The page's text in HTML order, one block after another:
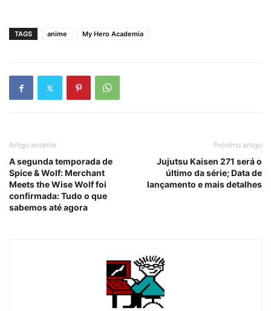
TAGS anime My Hero Academia
Artigo anterior
A segunda temporada de
Spice & Wolf: Merchant
Meets the Wise Wolf foi
confirmada: Tudo o que
sabemos até agora
Próximo artigo
Jujutsu Kaisen 271 será o
último da série; Data de
lançamento e mais detalhes